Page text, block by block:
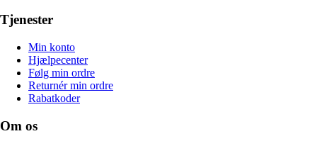
Tjenester
Min konto
Hjælpecenter
Følg min ordre
Returnér min ordre
Rabatkoder
Om os